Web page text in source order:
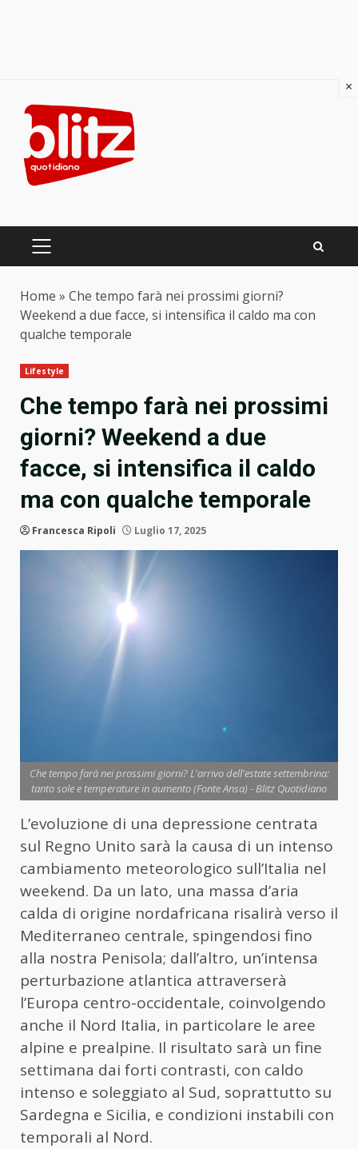
content
PRIMARY
Home » Che tempo farà nei prossimi giorni?
Weekend a due facce, si intensifica il caldo ma con
qualche temporale
Lifestyle
Che tempo farà nei prossimi
giorni? Weekend a due
facce, si intensifica il caldo
ma con qualche temporale
Francesca Ripoli Luglio 17, 2025
Che tempo farà nei prossimi giorni? L'arrivo dell'estate settembrina:
tanto sole e temperature in aumento (Fonte Ansa) - Blitz Quotidiano
L’evoluzione di una depressione centrata
sul Regno Unito sarà la causa di un intenso
cambiamento meteorologico sull’Italia nel
weekend. Da un lato, una massa d’aria
calda di origine nordafricana risalirà verso il
Mediterraneo centrale, spingendosi fino
alla nostra Penisola; dall’altro, un’intensa
perturbazione atlantica attraverserà
l’Europa centro-occidentale, coinvolgendo
anche il Nord Italia, in particolare le aree
alpine e prealpine. Il risultato sarà un fine
settimana dai forti contrasti, con caldo
intenso e soleggiato al Sud, soprattutto su
Sardegna e Sicilia, e condizioni instabili con
temporali al Nord.
×